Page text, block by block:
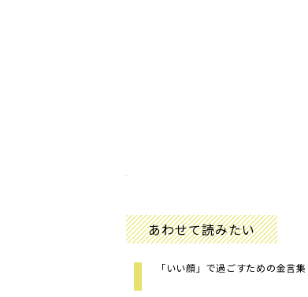
あわせて読みたい
「いい顔」で過ごすための金言集